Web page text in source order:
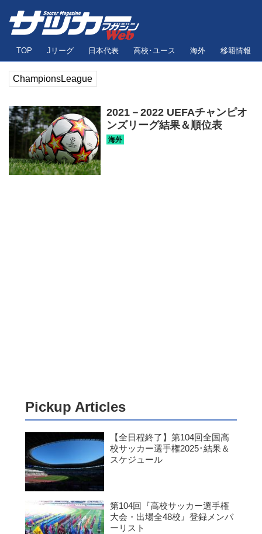
TOP Jリーグ 日本代表 高校･ユース 海外 移籍情報
ChampionsLeague
2021－2022 UEFAチャンピオ
ンズリーグ結果＆順位表
Pickup Articles
【全日程終了】第104回全国高
校サッカー選手権2025･結果＆
スケジュール
第104回『高校サッカー選手権
大会・出場全48校』登録メンバ
ーリスト